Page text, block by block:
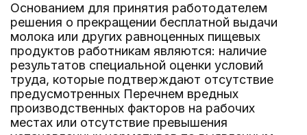
Основанием для принятия работодателем
решения о прекращении бесплатной выдачи
молока или других равноценных пищевых
продуктов работникам являются: наличие
результатов специальной оценки условий
труда, которые подтверждают отсутствие
предусмотренных Перечнем вредных
производственных факторов на рабочих
местах или отсутствие превышения